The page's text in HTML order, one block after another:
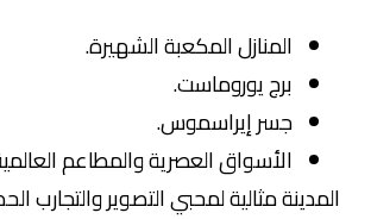
المنازل المكعبة الشهيرة.
برج يوروماست.
جسر إيراسموس.
الأسواق العصرية والمطاعم العالمية.
مثالية لمحبي التصوير والتجارب الحديثة.